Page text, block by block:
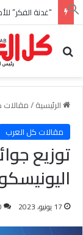
“غدنة الفكر”
بحث عن
الرئيسية/مقالات
مقالات كل العرب
توزيع
17 يونيو، 2023